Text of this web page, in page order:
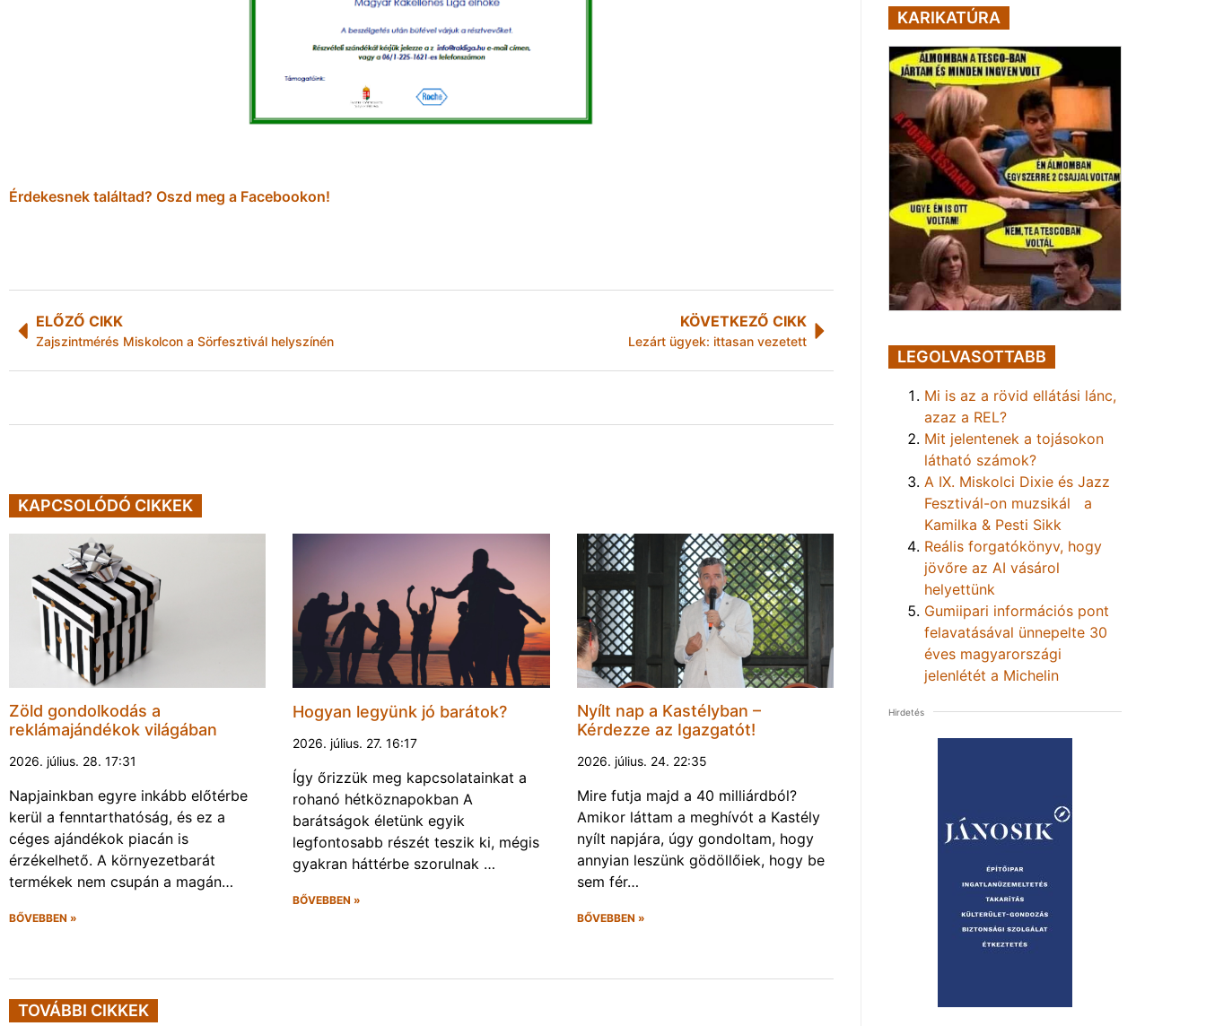
Érdekesnek találtad? Oszd meg a Facebookon!
ELŐZŐ CIKK
Zajszintmérés Miskolcon a Sörfesztivál helyszínén
KÖVETKEZŐ CIKK
Lezárt ügyek: ittasan vezetett
KAPCSOLÓDÓ CIKKEK
Zöld gondolkodás a
reklámajándékok világában
2026. július. 28. 17:31
Napjainkban egyre inkább előtérbe
kerül a fenntarthatóság, és ez a
céges ajándékok piacán is
érzékelhető. A környezetbarát
termékek nem csupán a magán…
BŐVEBBEN »
Hogyan legyünk jó barátok?
2026. július. 27. 16:17
Így őrizzük meg kapcsolatainkat a
rohanó hétköznapokban A
barátságok életünk egyik
legfontosabb részét teszik ki, mégis
gyakran háttérbe szorulnak …
BŐVEBBEN »
Nyílt nap a Kastélyban –
Kérdezze az Igazgatót!
2026. július. 24. 22:35
Mire futja majd a 40 milliárdból?
Amikor láttam a meghívót a Kastély
nyílt napjára, úgy gondoltam, hogy
annyian leszünk gödöllőiek, hogy be
sem fér…
BŐVEBBEN »
TOVÁBBI CIKKEK
KARIKATÚRA
LEGOLVASOTTABB
Mi is az a rövid ellátási lánc,
azaz a REL?
Mit jelentenek a tojásokon
látható számok?
A IX. Miskolci Dixie és Jazz
Fesztivál-on muzsikál a
Kamilka & Pesti Sikk
Reális forgatókönyv, hogy
jövőre az AI vásárol
helyettünk
Gumiipari információs pont
felavatásával ünnepelte 30
éves magyarországi
jelenlétét a Michelin
Hirdetés